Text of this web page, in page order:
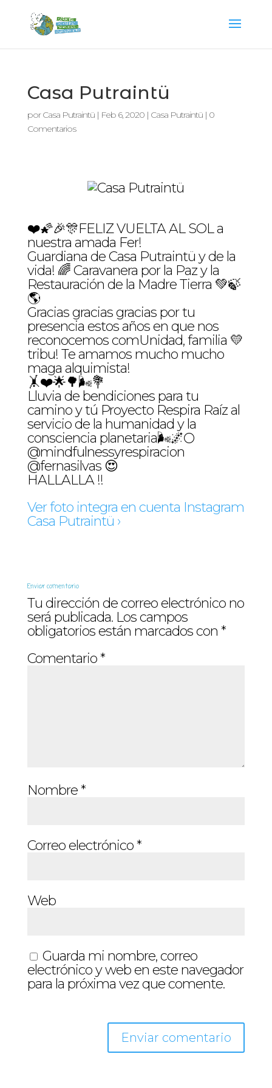
Casa Putraintü
porCasa Putraintü| Feb 6, 2020| Casa Putraintü| 0
Comentarios
❤️🌠🎉🎊FELIZ VUELTA AL SOL a
nuestra amada Fer!
Guardiana de Casa Putraintü y de la
vida! 🌈 Caravanera por la Paz y la
Restauración de la Madre Tierra 💚🍃
🌎
Gracias gracias gracias por tu
presencia estos años en que nos
reconocemos comUnidad, familia 💛
tribu! Te amamos mucho mucho
maga alquimista!
🤸❤️🌟🌳🌬️💐
Lluvia de bendiciones para tu
camino y tú Proyecto Respira Raíz al
servicio de la humanidad y la
consciencia planetaria🌬️🌌🌕
@mindfulnessyrespiracion
@fernasilvas 😍
HALLALLA !!
Ver foto integra en cuenta Instagram
Casa Putraintü ›
Enviar comentario
Tu dirección de correo electrónico no
será publicada. Los campos
obligatorios están marcados con *
Comentario*
Nombre*
Correo electrónico*
Web
Guarda mi nombre, correo
electrónico y web en este navegador
para la próxima vez que comente.